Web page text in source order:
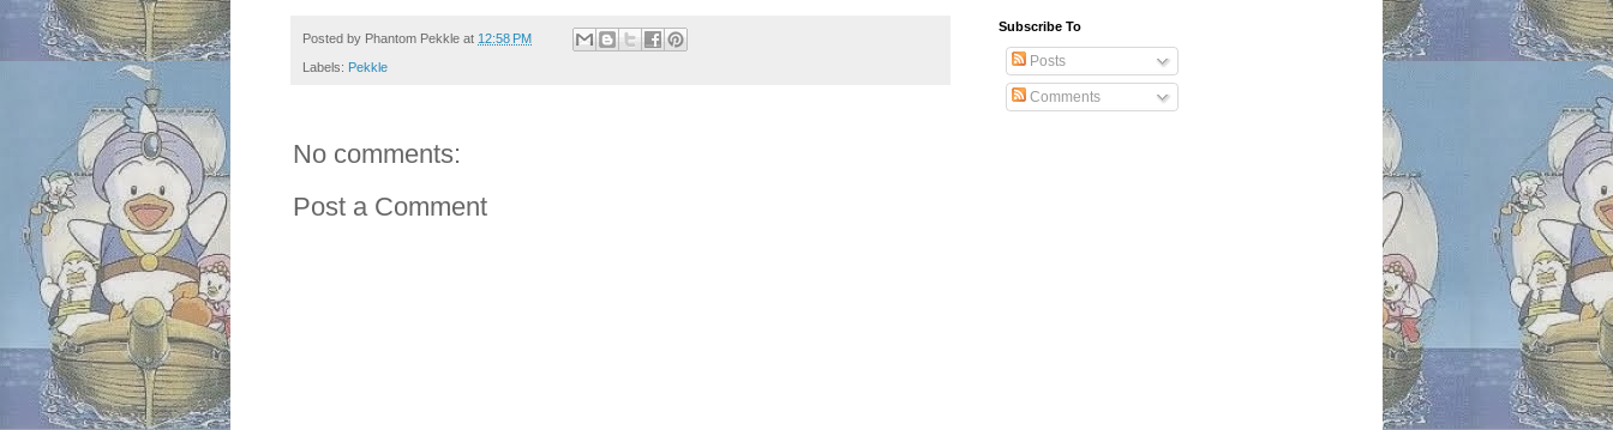
Posted by Phantom Pekkle at 12:58 PM
Labels: Pekkle
No comments:
Post a Comment
Subscribe To
Posts
Comments